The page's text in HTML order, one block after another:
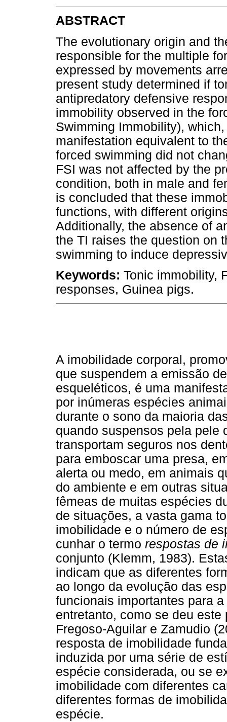
ABSTRACT
The evolutionary origin and
responsible for the multiple
expressed by movements
present study determined if
antipredatory defensive
immobility observed in the
Swimming Immobility),
manifestation equivalent to
forced swimming did not
FSI was not affected by the
condition, both in male and
is concluded that these
functions, with different
Additionally, the absence of
the TI raises the question on
swimming to induce
Keywords: Tonic immobility,
responses, Guinea pigs.
A imobilidade corporal,
que suspendem a emissão
esqueléticos, é uma
por inúmeras espécies
durante o sono da maioria
quando suspensos pela pele
transportam seguros nos
para emboscar uma presa,
alerta ou medo, em animais
do ambiente e em outras
fêmeas de muitas espécies
de situações, a vasta gama
imobilidade e o número de
cunhar o termo respostas de
conjunto (Klemm, 1983).
indicam que as diferentes
ao longo da evolução das
funcionais importantes para
entretanto, como se deu
Fregoso-Aguilar e Zamudio
resposta de imobilidade
induzida por uma série de
espécie considerada, ou se
imobilidade com diferentes
diferentes formas de
espécie.